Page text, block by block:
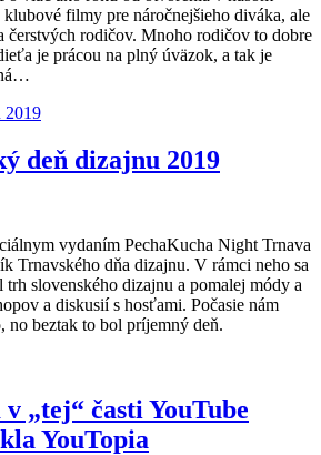
klubové filmy pre náročnejšieho diváka, ale
čerstvých rodičov. Mnoho rodičov to dobre
je prácou na plný úväzok, a tak je
deň dizajnu 2019
vydaním PechaKucha Night Trnava
Trnavského dňa dizajnu. V rámci neho sa
slovenského dizajnu a pomalej módy a
a diskusií s hosťami. Počasie nám
no beztak to bol príjemný deň.
v „tej“ časti YouTube
YouTopia